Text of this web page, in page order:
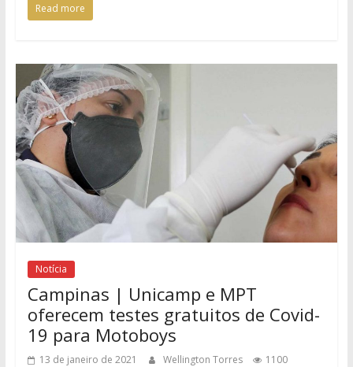
Read more
Notícia
Campinas | Unicamp e MPT
oferecem testes gratuitos de Covid-
19 para Motoboys
13 de janeiro de 2021 Wellington Torres
1100